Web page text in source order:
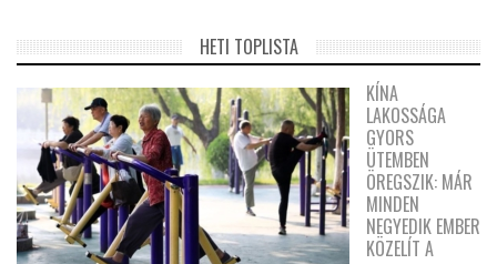
HETI TOPLISTA
KÍNA
LAKOSSÁGA
GYORS
ÜTEMBEN
ÖREGSZIK: MÁR
MINDEN
NEGYEDIK EMBER
KÖZELÍT A